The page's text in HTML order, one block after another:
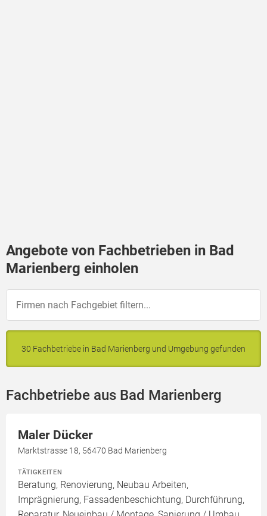
Angebote von Fachbetrieben in Bad
Marienberg einholen
30 Fachbetriebe in Bad Marienberg und Umgebung gefunden
Fachbetriebe aus Bad Marienberg
Maler Dücker
Marktstrasse 18, 56470 Bad Marienberg
TÄTIGKEITEN
Beratung, Renovierung, Neubau Arbeiten,
Imprägnierung, Fassadenbeschichtung, Durchführung,